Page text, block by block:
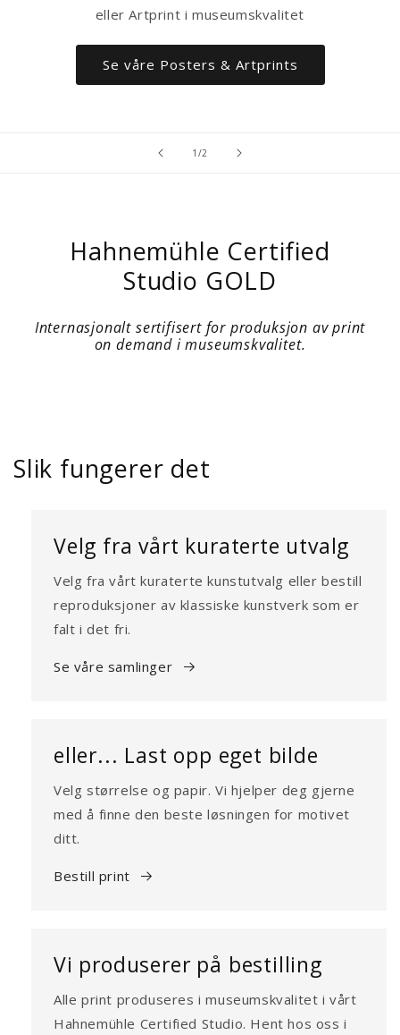
eller Artprint i museumskvalitet
Se våre Posters & Artprints
1 /av2
Hahnemühle Certified
Studio GOLD
Internasjonalt sertifisert for produksjon av print
on demand i museumskvalitet.
Slik fungerer det
Velg fra vårt kuraterte utvalg
Velg fra vårt kuraterte kunstutvalg eller bestill
reproduksjoner av klassiske kunstverk som er
falt i det fri.
Se våre samlinger
eller... Last opp eget bilde
Velg størrelse og papir. Vi hjelper deg gjerne
med å finne den beste løsningen for motivet
ditt.
Bestill print
Vi produserer på bestilling
Alle print produseres i museumskvalitet i vårt
Hahnemühle Certified Studio. Hent hos oss i